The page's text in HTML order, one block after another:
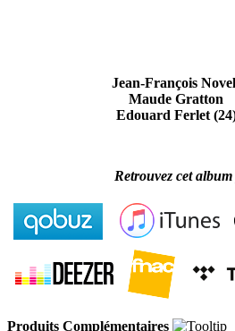
Jean-François
Maude Gratton
Edouard Ferlet
Retrouvez cet
Produits Complémentaires